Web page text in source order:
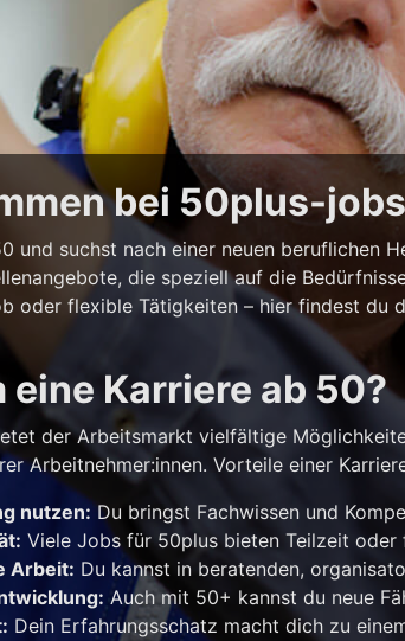
bei 50plus-
und suchst nach einer neuen beruflichen
die speziell auf die
oder flexible Tätigkeiten – hier findest du
eine Karriere ab 50?
der Arbeitsmarkt vielfältige
Arbeitnehmer:innen. Vorteile einer
nutzen: Du bringst Fachwissen und
Viele Jobs für 50plus bieten Teilzeit oder
Arbeit: Du kannst in beratenden,
Auch mit 50+ kannst du neue
Dein Erfahrungsschatz macht dich zu